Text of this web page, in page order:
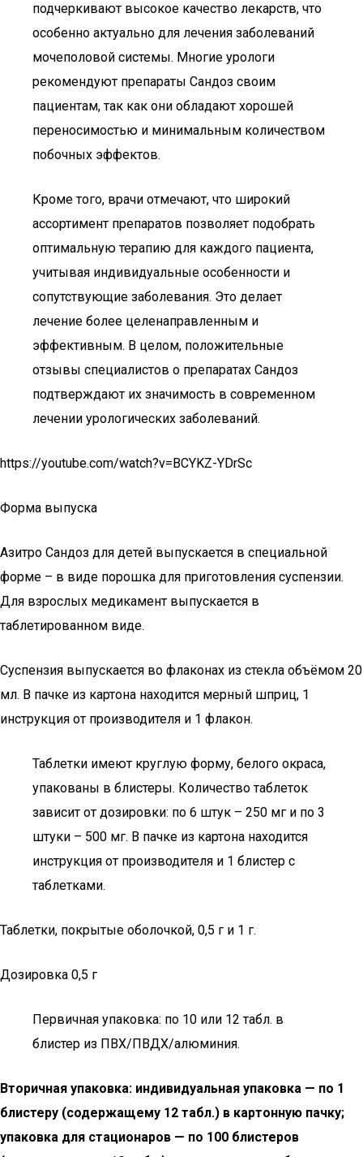
подчеркивают высокое качество лекарств, что
особенно актуально для лечения заболеваний
мочеполовой системы. Многие урологи
рекомендуют препараты Сандоз своим
пациентам, так как они обладают хорошей
переносимостью и минимальным количеством
побочных эффектов.
Кроме того, врачи отмечают, что широкий
ассортимент препаратов позволяет подобрать
оптимальную терапию для каждого пациента,
учитывая индивидуальные особенности и
сопутствующие заболевания. Это делает
лечение более целенаправленным и
эффективным. В целом, положительные
отзывы специалистов о препаратах Сандоз
подтверждают их значимость в современном
лечении урологических заболеваний.
https://youtube.com/watch?v=BCYKZ-YDrSc
Форма выпуска
Азитро Сандоз для детей выпускается в специальной
форме – в виде порошка для приготовления суспензии.
Для взрослых медикамент выпускается в
таблетированном виде.
Суспензия выпускается во флаконах из стекла объёмом 20
мл. В пачке из картона находится мерный шприц, 1
инструкция от производителя и 1 флакон.
Таблетки имеют круглую форму, белого окраса,
упакованы в блистеры. Количество таблеток
зависит от дозировки: по 6 штук – 250 мг и по 3
штуки – 500 мг. В пачке из картона находится
инструкция от производителя и 1 блистер с
таблетками.
Таблетки, покрытые оболочкой, 0,5 г и 1 г.
Дозировка 0,5 г
Первичная упаковка: по 10 или 12 табл. в
блистер из ПВХ/ПВДХ/алюминия.
Вторичная упаковка: индивидуальная упаковка — по 1
блистеру (содержащему 12 табл.) в картонную пачку;
упаковка для стационаров — по 100 блистеров